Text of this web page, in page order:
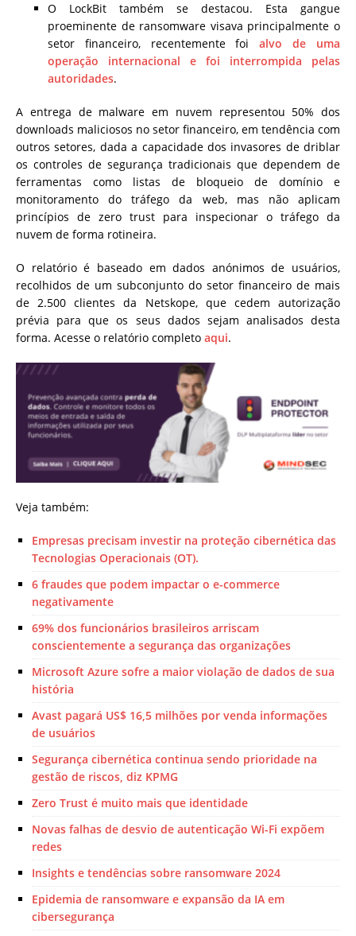
O LockBit também se destacou. Esta gangue
proeminente de ransomware visava principalmente o
setor financeiro, recentemente foialvo de uma
operação internacional e foi interrompida pelas
autoridades.
A entrega de malware em nuvem representou 50% dos
downloads maliciosos no setor financeiro, em tendência com
outros setores, dada a capacidade dos invasores de driblar
os controles de segurança tradicionais que dependem de
ferramentas como listas de bloqueio de domínio e
monitoramento do tráfego da web, mas não aplicam
princípios de zero trust para inspecionar o tráfego da
nuvem de forma rotineira.
O relatório é baseado em dados anónimos de usuários,
recolhidos de um subconjunto do setor financeiro de mais
de 2.500 clientes da Netskope, que cedem autorização
prévia para que os seus dados sejam analisados desta
forma. Acesse o relatório completo aqui.
Veja também:
Empresas precisam investir na proteção cibernética das
Tecnologias Operacionais (OT).
6 fraudes que podem impactar o e-commerce
negativamente
69% dos funcionários brasileiros arriscam
conscientemente a segurança das organizações
Microsoft Azure sofre a maior violação de dados de sua
história
Avast pagará US$ 16,5 milhões por venda informações
de usuários
Segurança cibernética continua sendo prioridade na
gestão de riscos, diz KPMG
Zero Trust é muito mais que identidade
Novas falhas de desvio de autenticação Wi-Fi expõem
redes
Insights e tendências sobre ransomware 2024
Epidemia de ransomware e expansão da IA em
cibersegurança